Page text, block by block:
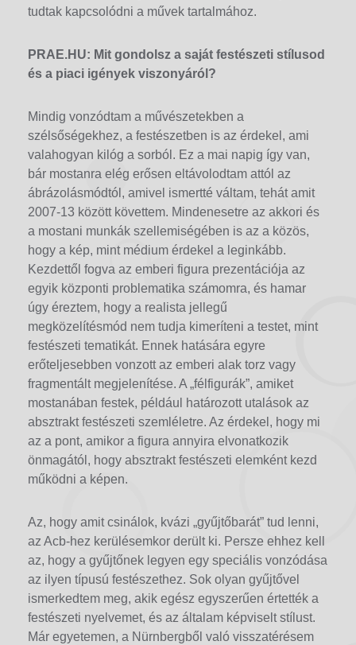
tudtak kapcsolódni a művek tartalmához.
PRAE.HU: Mit gondolsz a saját festészeti stílusod
és a piaci igények viszonyáról?
Mindig vonzódtam a művészetekben a
szélsőségekhez, a festészetben is az érdekel, ami
valahogyan kilóg a sorból. Ez a mai napig így van,
bár mostanra elég erősen eltávolodtam attól az
ábrázolásmódtól, amivel ismertté váltam, tehát amit
2007-13 között követtem. Mindenesetre az akkori és
a mostani munkák szellemiségében is az a közös,
hogy a kép, mint médium érdekel a leginkább.
Kezdettől fogva az emberi figura prezentációja az
egyik központi problematika számomra, és hamar
úgy éreztem, hogy a realista jellegű
megközelítésmód nem tudja kimeríteni a testet, mint
festészeti tematikát. Ennek hatására egyre
erőteljesebben vonzott az emberi alak torz vagy
fragmentált megjelenítése. A „félfigurák”, amiket
mostanában festek, például határozott utalások az
absztrakt festészeti szemléletre. Az érdekel, hogy mi
az a pont, amikor a figura annyira elvonatkozik
önmagától, hogy absztrakt festészeti elemként kezd
működni a képen.
Az, hogy amit csinálok, kvázi „gyűjtőbarát” tud lenni,
az Acb-hez kerülésemkor derült ki. Persze ehhez kell
az, hogy a gyűjtőnek legyen egy speciális vonzódása
az ilyen típusú festészethez. Sok olyan gyűjtővel
ismerkedtem meg, akik egész egyszerűen értették a
festészeti nyelvemet, és az általam képviselt stílust.
Már egyetemen, a Nürnbergből való visszatérésem